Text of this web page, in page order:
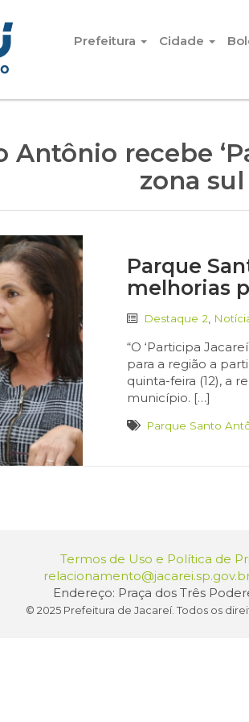
Prefeitura
Cidade
Antônio recebe
zona
Parque
melhorias
Destaque 2
“O ‘Participa
para a região a
quinta-feira (12), a
município. […]
Parque Santo
Termos de Uso e Política de
Endereço: Praça dos Três
© 2025 Prefeitura de Jacareí. Todos os